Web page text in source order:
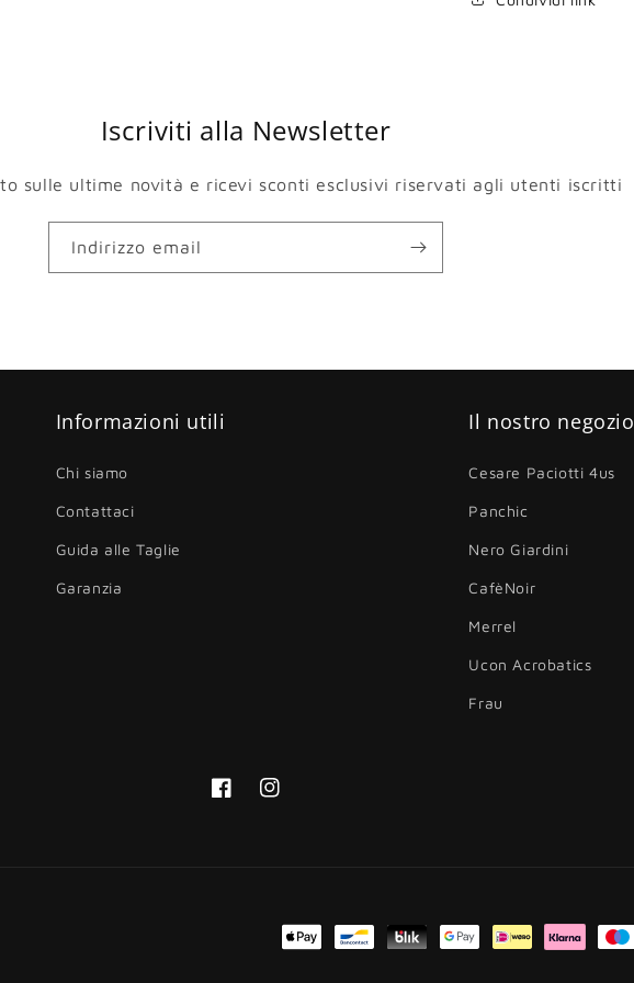
Iscriviti alla Newsletter
sulle ultime novità e ricevi sconti esclusivi riservati agli utenti iscritti
Indirizzo email
Informazioni utili
Chi siamo
Contattaci
Guida alle Taglie
Garanzia
Il nostro negozio
Cesare Paciotti 4us
Panchic
Nero Giardini
CafèNoir
Merrel
Ucon Acrobatics
Frau
FacebookInstagram
Metodi